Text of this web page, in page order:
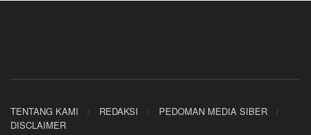
TENTANG KAMI REDAKSI
PEDOMAN MEDIA SIBER
DISCLAIMER